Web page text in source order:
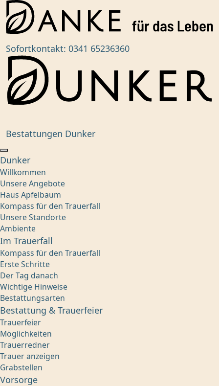
Sofortkontakt: 0341 65236360
Bestattungen Dunker
Dunker
Willkommen
Unsere Angebote
Haus Apfelbaum
Kompass für den Trauerfall
Unsere Standorte
Ambiente
Im Trauerfall
Kompass für den Trauerfall
Erste Schritte
Der Tag danach
Wichtige Hinweise
Bestattungsarten
Bestattung & Trauerfeier
Trauerfeier
Möglichkeiten
Trauerredner
Trauer anzeigen
Grabstellen
Vorsorge